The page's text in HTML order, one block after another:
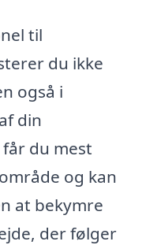
til
du ikke
også i
din
du mest
og kan
at bekymre
der følger